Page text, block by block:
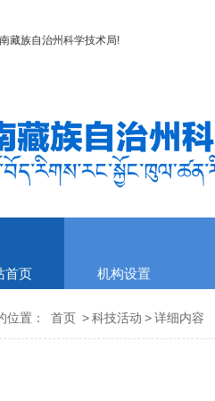
藏族自治州科学技术局!
首页 机构设置
位置： 首页 >科技活动 >详细内容